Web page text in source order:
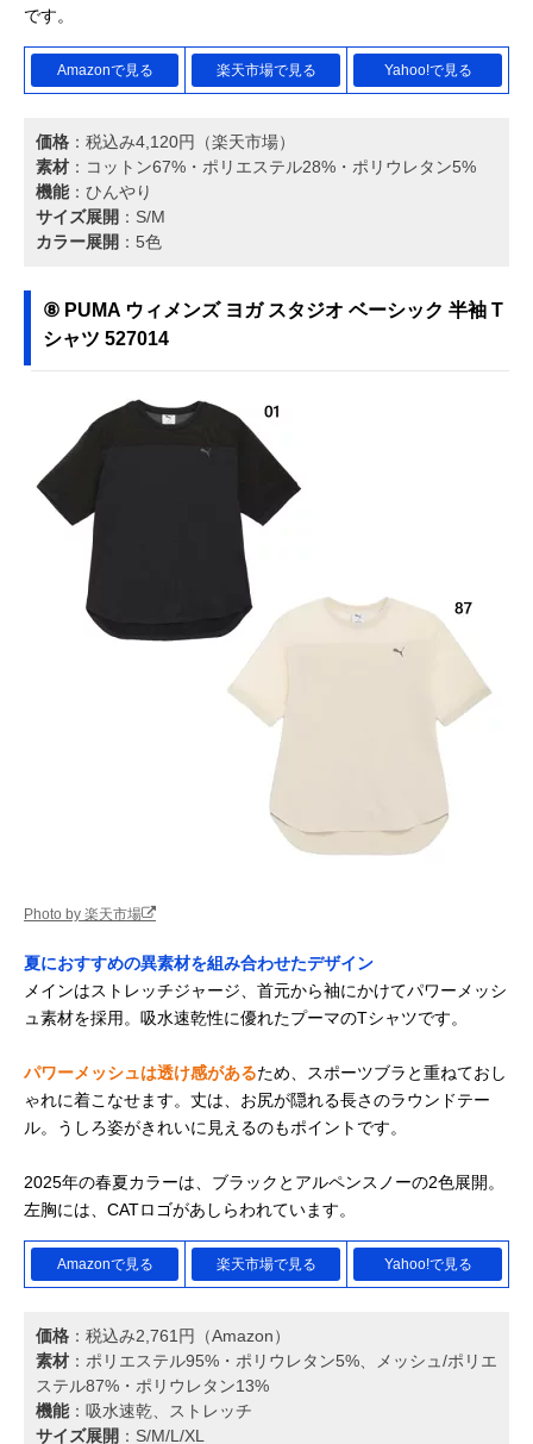
です。
Amazonで見る 楽天市場で見る Yahoo!で見る
価格 ：税込み4,120円（楽天市場）
素材 ：コットン67%・ポリエステル28%・ポリウレタン5%
機能：ひんやり
サイズ展開 ：S/M
カラー展開 ：5色
⑧ PUMA ウィメンズ ヨガ スタジオ ベーシック 半袖 T
シャツ 527014
Photo by 楽天市場
夏におすすめの異素材を組み合わせたデザイン
メインはストレッチジャージ、首元から袖にかけてパワーメッシ
ュ素材を採用。吸水速乾性に優れたプーマのTシャツです。
パワーメッシュは透け感があるため、スポーツブラと重ねておし
ゃれに着こなせます。丈は、お尻が隠れる長さのラウンドテー
ル。うしろ姿がきれいに見えるのもポイントです。
2025年の春夏カラーは、ブラックとアルペンスノーの2色展開。
左胸には、CATロゴがあしらわれています。
Amazonで見る 楽天市場で見る Yahoo!で見る
価格 ：税込み2,761円（Amazon）
素材 ：ポリエステル95%・ポリウレタン5%、メッシュ/ポリエ
ステル87%・ポリウレタン13%
機能：吸水速乾、ストレッチ
サイズ展開 ：S/M/L/XL